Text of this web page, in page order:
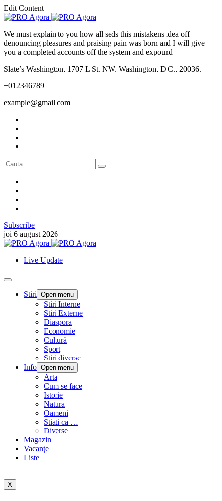
Edit Content
We must explain to you how all seds this mistakens idea off
denouncing pleasures and praising pain was born and I will give
you a completed accounts off the system and expound
Slate’s Washington, 1707 L St. NW, Washington, D.C., 20036.
+012346789
example@gmail.com
Subscribe
joi 6 august 2026
Live Update
Stiri Open menu
Stiri Interne
Stiri Externe
Diaspora
Economie
Cultură
Sport
Stiri diverse
Info Open menu
Arta
Cum se face
Istorie
Natura
Oameni
Stiati ca …
Diverse
Magazin
Vacanţe
Liste
X